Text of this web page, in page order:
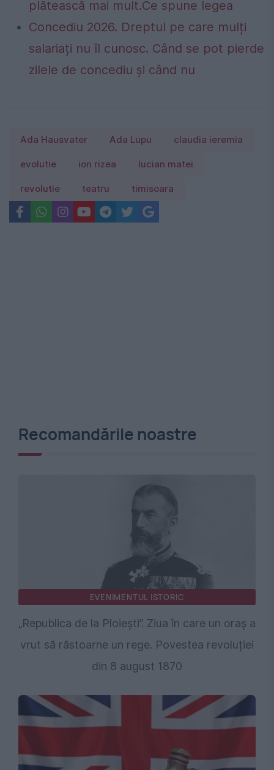
plătească mai mult.Ce spune legea
Concediu 2026. Dreptul pe care mulți
salariați nu îl cunosc. Când se pot pierde
zilele de concediu și când nu
Ada Hausvater Ada Lupu claudia ieremia
evolutie ion rizea lucian matei
revolutie teatru timisoara
Recomandările noastre
EVENIMENTUL ISTORIC
„Republica de la Ploiești”. Ziua în care un oraș a
vrut să răstoarne un rege. Povestea revoluției
din 8 august 1870